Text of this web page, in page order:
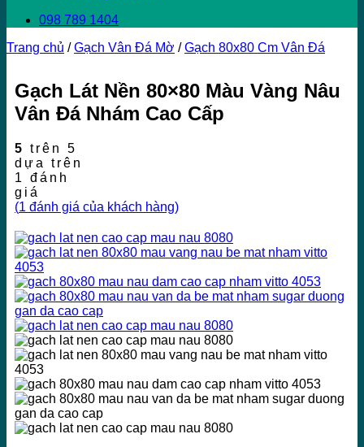
098 789 1404
Trang chủ / Gạch Vân Đá Mờ / Gạch 80x80 Cm Vân Đá
Gạch Lát Nền 80×80 Màu Vàng Nâu
Vân Đá Nhám Cao Cấp
5 trên 5
dựa trên
1
đánh
giá
(1 đánh giá của khách hàng)